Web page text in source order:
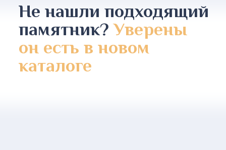
Не нашли подходящий
памятник?Уверены
он есть в новом
каталоге